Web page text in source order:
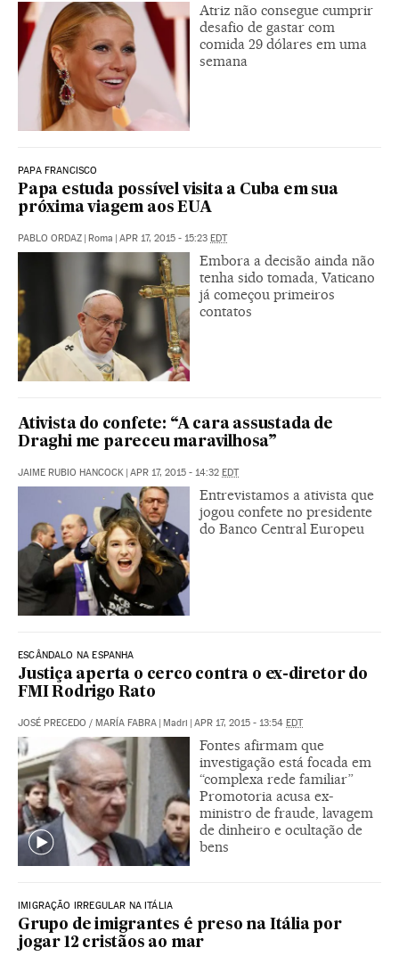
Atriz não consegue cumprir
desafio de gastar com
comida 29 dólares em uma
semana
PAPA FRANCISCO
Papa estuda possível visita a Cuba em sua
próxima viagem aos EUA
PABLO ORDAZ | Roma | APR 17, 2015 - 15:23 EDT
Embora a decisão ainda não
tenha sido tomada, Vaticano
já começou primeiros
contatos
Ativista do confete: “A cara assustada de
Draghi me pareceu maravilhosa”
JAIME RUBIO HANCOCK | APR 17, 2015 - 14:32 EDT
Entrevistamos a ativista que
jogou confete no presidente
do Banco Central Europeu
ESCÂNDALO NA ESPANHA
Justiça aperta o cerco contra o ex-diretor do
FMI Rodrigo Rato
JOSÉ PRECEDO / MARÍA FABRA | Madri | APR 17, 2015 - 13:54 EDT
Fontes afirmam que
investigação está focada em
“complexa rede familiar”
Promotoria acusa ex-
ministro de fraude, lavagem
de dinheiro e ocultação de
bens
IMIGRAÇÃO IRREGULAR NA ITÁLIA
Grupo de imigrantes é preso na Itália por
jogar 12 cristãos ao mar